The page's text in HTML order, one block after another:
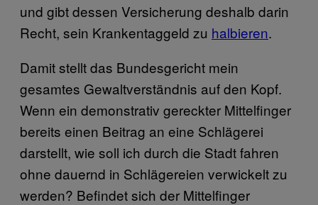
und gibt dessen Versicherung deshalb darin
Recht, sein Krankentaggeld zu halbieren.
Damit stellt das Bundesgericht mein
gesamtes Gewaltverständnis auf den Kopf.
Wenn ein demonstrativ gereckter Mittelfinger
bereits einen Beitrag an eine Schlägerei
darstellt, wie soll ich durch die Stadt fahren
ohne dauernd in Schlägereien verwickelt zu
werden? Befindet sich der Mittelfinger